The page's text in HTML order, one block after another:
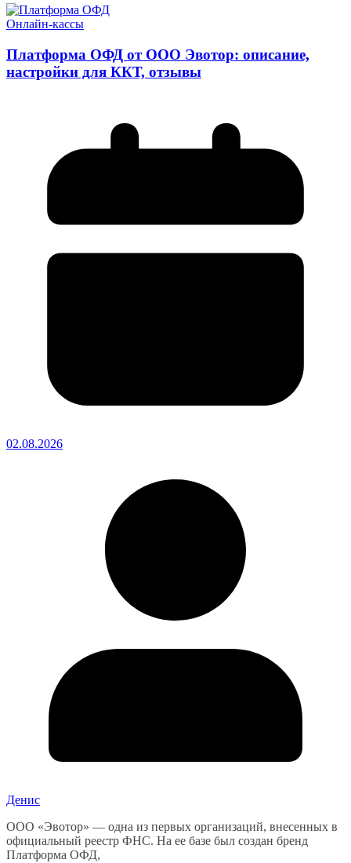
Онлайн-кассы
Платформа ОФД от ООО Эвотор: описание,
настройки для ККТ, отзывы
02.08.2026
Денис
ООО «Эвотор» — одна из первых организаций, внесенных в
официальный реестр ФНС. На ее базе был создан бренд
Платформа ОФД,